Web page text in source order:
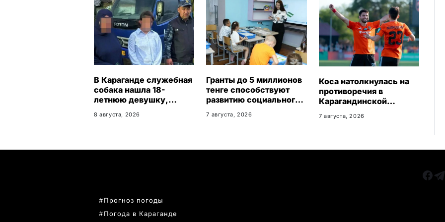
В Караганде служебная
собака нашла 18-
летнюю девушку,
свидания
8 августа, 2026
Гранты до 5 миллионов
тенге способствуют
развитию социального
Карагандинской
7 августа, 2026
Коса натолкнулась на
противоречия в
Карагандинской
7 августа, 2026
Прогноз погоды
Погода в Караганде